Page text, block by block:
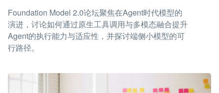
Foundation Model 2.0论坛聚焦在Agent时代模型的
演进，讨论如何通过原生工具调用与多模态融合提升
Agent的执行能力与适应性，并探讨端侧小模型的可
行路径。